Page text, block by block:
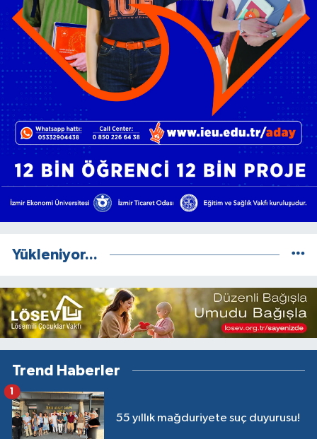
Yükleniyor...
Trend Haberler
55 yıllık mağduriyete suç duyurusu!
1